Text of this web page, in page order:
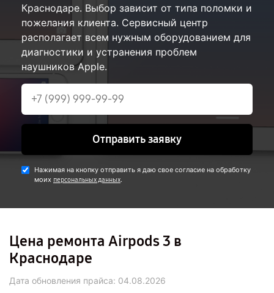
Краснодаре. Выбор зависит от типа поломки и
пожелания клиента. Сервисный центр
располагает всем нужным оборудованием для
диагностики и устранения проблем
наушников Apple.
Отправить заявку
Нажимая на кнопку отправить я даю свое согласие на обработку
моих персональных данных.
Цена ремонта Airpods 3 в
Краснодаре
Дата обновления прайса: 04.08.2026